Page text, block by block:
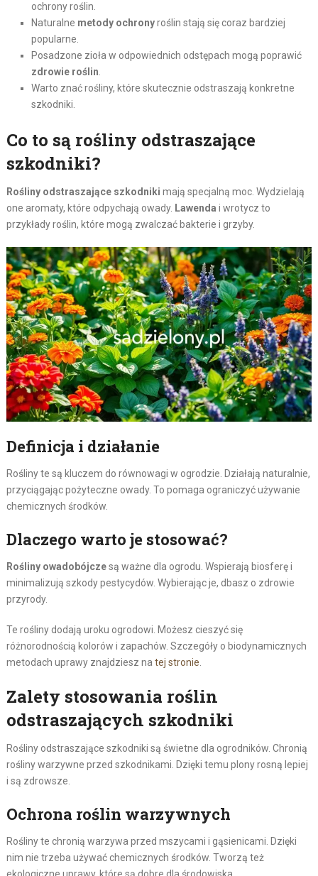
ochrony roślin.
Naturalne metody ochronyroślin stają się coraz bardziej
popularne.
Posadzone zioła w odpowiednich odstępach mogą poprawić
zdrowie roślin.
Warto znać rośliny, które skutecznie odstraszają konkretne
szkodniki.
Co to są rośliny odstraszające
szkodniki?
Rośliny odstraszające szkodniki mają specjalną moc. Wydzielają
one aromaty, które odpychają owady. Lawenda i wrotycz to
przykłady roślin, które mogą zwalczać bakterie i grzyby.
Definicja i działanie
Rośliny te są kluczem do równowagi w ogrodzie. Działają naturalnie,
przyciągając pożyteczne owady. To pomaga ograniczyć używanie
chemicznych środków.
Dlaczego warto je stosować?
Rośliny owadobójczesą ważne dla ogrodu. Wspierają biosferę i
minimalizują szkody pestycydów. Wybierając je, dbasz o zdrowie
przyrody.
Te rośliny dodają uroku ogrodowi. Możesz cieszyć się
różnorodnością kolorów i zapachów. Szczegóły o biodynamicznych
metodach uprawy znajdziesz na tej stronie.
Zalety stosowania roślin
odstraszających szkodniki
Rośliny odstraszające szkodniki są świetne dla ogrodników. Chronią
rośliny warzywne przed szkodnikami. Dzięki temu plony rosną lepiej
i są zdrowsze.
Ochrona roślin warzywnych
Rośliny te chronią warzywa przed mszycami i gąsienicami. Dzięki
nim nie trzeba używać chemicznych środków. Tworzą też